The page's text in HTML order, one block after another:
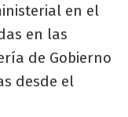
en el
en las
de Gobierno
desde el